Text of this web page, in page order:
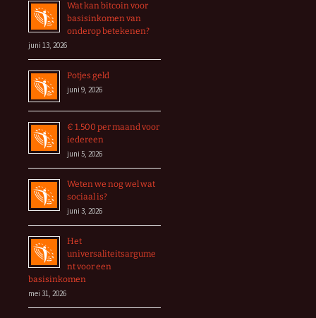
Wat kan bitcoin voor
basisinkomen van
onderop betekenen?
juni 13, 2026
Potjes geld
juni 9, 2026
€ 1.500 per maand voor
iedereen
juni 5, 2026
Weten we nog wel wat
sociaal is?
juni 3, 2026
Het
universaliteitsargume
nt voor een
basisinkomen
mei 31, 2026